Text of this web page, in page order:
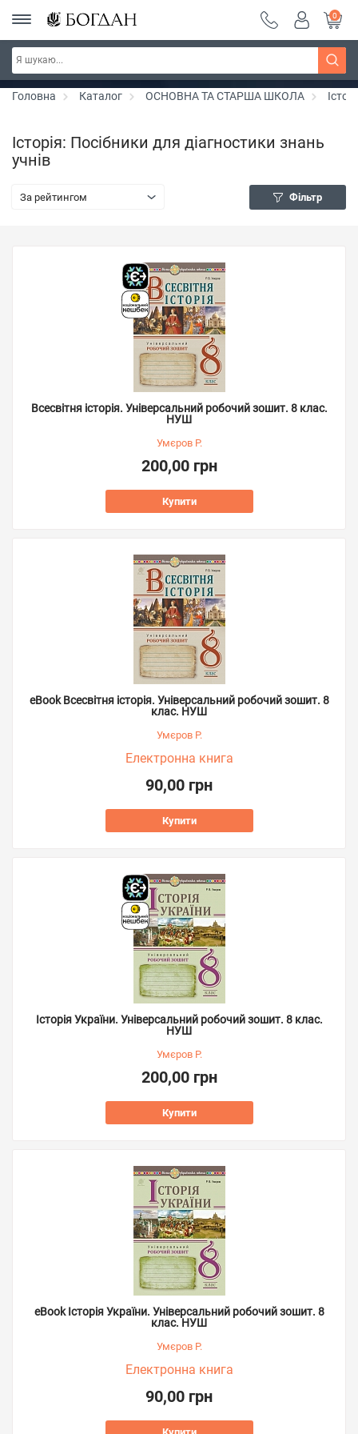
Серія "Чейзіана" ~ знижка 20%
0
Головна Каталог ОСНОВНА ТА СТАРША ШКОЛА
Історія: Посібники для діагностики знань
учнів
За рейтингом Фільтр
Всесвітня історія. Універсальний робочий зошит. 8 клас.
НУШ
Умєров Р.
200,00 грн
Купити
eBook Всесвітня історія. Універсальний робочий зошит. 8
клас. НУШ
Умєров Р.
Електронна книга
90,00 грн
Купити
Історія України. Універсальний робочий зошит. 8 клас.
НУШ
Умєров Р.
200,00 грн
Купити
eBook Історія України. Універсальний робочий зошит. 8
клас. НУШ
Умєров Р.
Електронна книга
90,00 грн